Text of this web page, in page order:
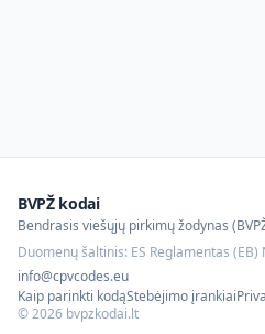
BVPŽ kodai
Bendrasis viešųjų pirkimų žodynas
Duomenų šaltinis: ES Reglamentas (EB)
info@cpvcodes.eu
Kaip parinkti kodąStebėjimo įrankiai
©2026 bvpzkodai.lt